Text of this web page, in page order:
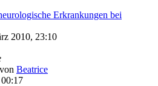
Erkrankungen bei
2010, 23:10
von Beatrice